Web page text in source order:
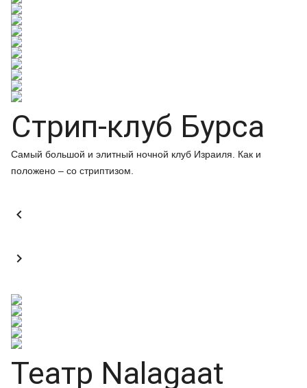
Стрип-клуб Бурса
Самый большой и элитный ночной клуб Израиля. Как и
положено – со стриптизом.


Театр Nalagaat